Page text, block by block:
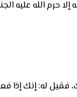
الله عليه
فقيل له: إنك إذا